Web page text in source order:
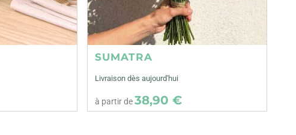
SUMATRA
Livraison dès aujourd'hui
à partir de38,90 €